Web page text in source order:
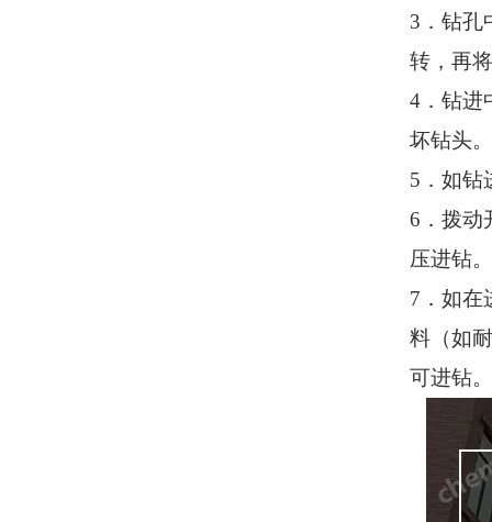
3 ．钻
转，再
4．钻进
坏钻头。
5 ．如
6 ．拨
压进钻。
7 ．如
料（如
可进钻。